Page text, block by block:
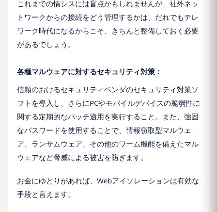
これまでの情シスには盲点かもしれませんが、社外ネッ
トワークからの接続をどう管理するかは、だれでもテレ
ワーク時代になるからこそ、きちんと整備しておく必要
があるでしょう。
各種マルウェアに対するセキュリティ対策：
信頼のおけるセキュリティベンダのセキュリティ対策ソ
フトを導入し、さらにPCやモバイルデバイスの脆弱性に
関する定期的なパッチ適用を実行すること。また、強固
なパスワードを使用することで、情報窃取型マルウェ
ア、ランサムウェア、その他のワーム機能を備えたマル
ウェアなど脅威による被害を防ぎます。
お金にゆとりがあれば、Webアイソレーションは有効な
手段と言えます。